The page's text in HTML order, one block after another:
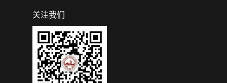
关注我们